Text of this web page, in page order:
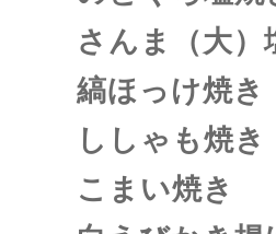
さんま（大
縞ほっけ
ししゃも
こまい焼